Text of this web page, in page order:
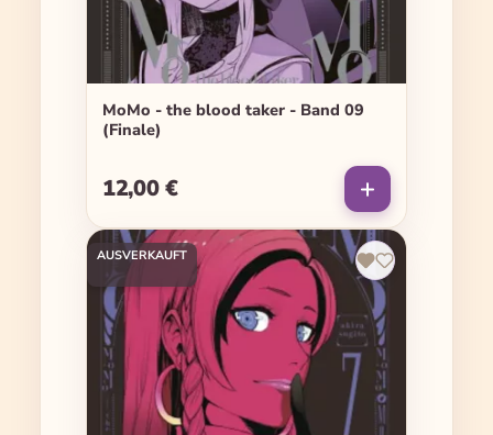
MoMo - the blood taker - Band 09
(Finale)
Regulärer Preis:
12,00 €
AUSVERKAUFT